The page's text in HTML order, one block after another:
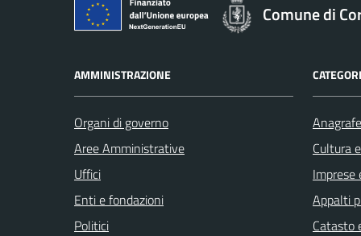
Comune di
AMMINISTRAZIONE
Organi di governo
Aree Amministrative
Uffici
Enti e fondazioni
Politici
Cultura
Imprese
Appalti
Catasto